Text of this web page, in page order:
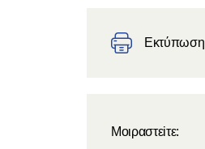
Εκτύπωση
Μοιραστεiτε: